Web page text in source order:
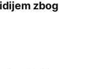
Dženifer
zbog